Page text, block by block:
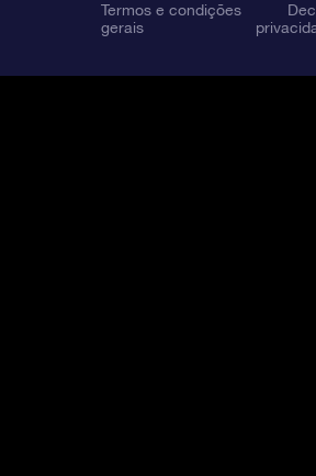
Termos e condições
gerais